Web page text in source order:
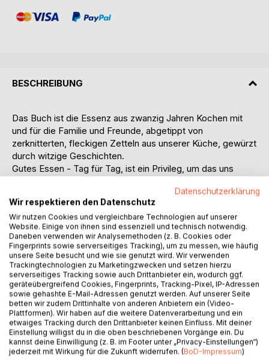
BESCHREIBUNG
Das Buch ist die Essenz aus zwanzig Jahren Kochen mit
und für die Familie und Freunde, abgetippt von
zerknitterten, fleckigen Zetteln aus unserer Küche, gewürzt
durch witzige Geschichten.
Gutes Essen - Tag für Tag, ist ein Privileg, um das uns
Geschäfte voll mit guten Lebensmitteln, und man kann sich
sogar den "Genuss nach Hause bestellen" (aceto-
dolce.de). Kochen muss man aber immer noch selbst. Die
Frage ist nicht mehr, wie bei den Großeltern: "Wie
bekomme ich meine Leute satt?", sondern: "Was soll es
heute geben?" (Wie lange dauert die Zubereitung? Was
muss ich einkaufen? Wo gibt es das?)
Die Alltagsmühle, Kinder und Beruf verkürzen die freie Zeit,
um gutes Essen selbst zu kochen. Aus eigener Erfahrung
wissen wir jedoch, dass es sehr wichtig für eine Familie ist,
gemeinsam zu kochen und zu essen. Petra und Thomas
haben jeden Tag für die Familie gekocht. Als die Kinder,
Tom und Tina, ihre eigenen Familien gründeten, waren
diese bewährten Rezepte von zu Hause gefragt. Und so
Datenschutzerklärung
Wir respektieren den Datenschutz
Wir nutzen Cookies und vergleichbare Technologien auf unserer
Website. Einige von ihnen sind essenziell und technisch notwendig.
Daneben verwenden wir Analysemethoden (z. B. Cookies oder
Fingerprints sowie serverseitiges Tracking), um zu messen, wie häufig
unsere Seite besucht und wie sie genutzt wird. Wir verwenden
Trackingtechnologien zu Marketingzwecken und setzen hierzu
serverseitiges Tracking sowie auch Drittanbieter ein, wodurch ggf.
geräteübergreifend Cookies, Fingerprints, Tracking-Pixel, IP-Adressen
sowie gehashte E-Mail-Adressen genutzt werden. Auf unserer Seite
betten wir zudem Drittinhalte von anderen Anbietern ein (Video-
Plattformen). Wir haben auf die weitere Datenverarbeitung und ein
etwaiges Tracking durch den Drittanbieter keinen Einfluss. Mit deiner
Einstellung willigst du in die oben beschriebenen Vorgänge ein. Du
kannst deine Einwilligung (z. B. im Footer unter „Privacy-Einstellungen“)
jederzeit mit Wirkung für die Zukunft widerrufen. (BoD-Impressum)